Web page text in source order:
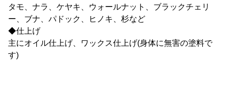
タモ、ナラ、ケヤキ、ウォールナット、ブラックチェリ
ー、ブナ、パドック、ヒノキ、杉など
◆仕上げ
主にオイル仕上げ、ワックス仕上げ(身体に無害の塗料で
す)